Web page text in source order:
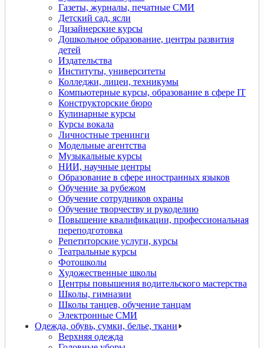
Газеты, журналы, печатные СМИ
Детский сад, ясли
Дизайнерские курсы
Дошкольное образование, центры развития
детей
Издательства
Институты, университеты
Колледжи, лицеи, техникумы
Компьютерные курсы, образование в сфере IT
Конструкторские бюро
Кулинарные курсы
Курсы вокала
Личностные тренинги
Модельные агентства
Музыкальные курсы
НИИ, научные центры
Образование в сфере иностранных языков
Обучение за рубежом
Обучение сотрудников охраны
Обучение творчеству и рукоделию
Повышение квалификации, профессиональная
переподготовка
Репетиторские услуги, курсы
Театральные курсы
Фотошколы
Художественные школы
Центры повышения водительского мастерства
Школы, гимназии
Школы танцев, обучение танцам
Электронные СМИ
Одежда, обувь, сумки, белье, ткани
Верхняя одежда